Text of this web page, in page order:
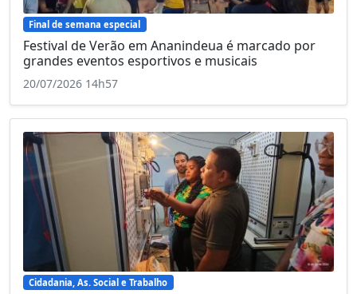
Final de semana especial
Festival de Verão em Ananindeua é marcado por
grandes eventos esportivos e musicais
20/07/2026 14h57
Cidadania, As. Social e Trabalho